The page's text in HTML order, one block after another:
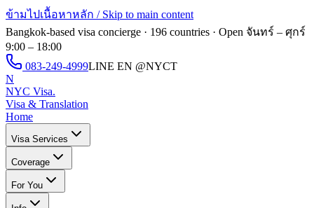
ข้ามไปเนื้อหาหลัก / Skip to main content
Bangkok-based visa concierge · 196 countries · Open จันทร์ – ศุกร์
9:00 – 18:00
083-249-4999LINE EN @NYCT
N
NYC Visa.
Visa & Translation
Home
Visa Services
Coverage
For You